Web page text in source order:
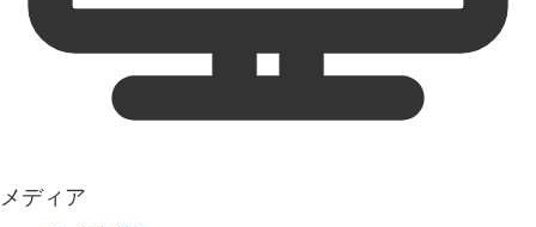
メディア